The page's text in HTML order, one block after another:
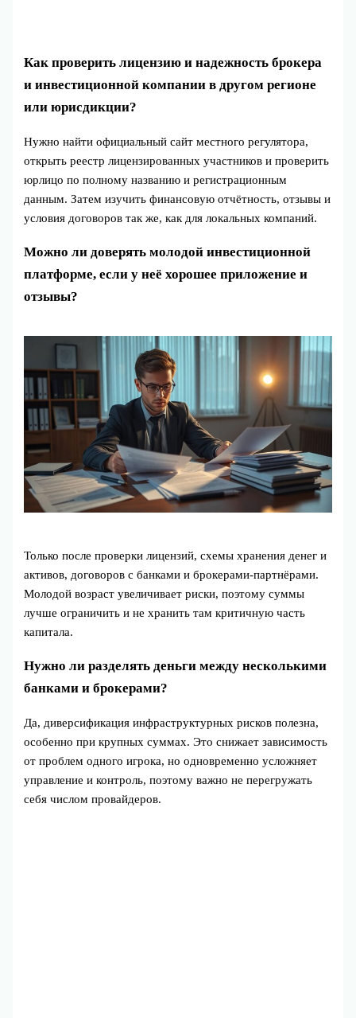
Как проверить лицензию и надежность брокера
и инвестиционной компании в другом регионе
или юрисдикции?
Нужно найти официальный сайт местного регулятора,
открыть реестр лицензированных участников и проверить
юрлицо по полному названию и регистрационным
данным. Затем изучить финансовую отчётность, отзывы и
условия договоров так же, как для локальных компаний.
Можно ли доверять молодой инвестиционной
платформе, если у неё хорошее приложение и
отзывы?
Только после проверки лицензий, схемы хранения денег и
активов, договоров с банками и брокерами-партнёрами.
Молодой возраст увеличивает риски, поэтому суммы
лучше ограничить и не хранить там критичную часть
капитала.
Нужно ли разделять деньги между несколькими
банками и брокерами?
Да, диверсификация инфраструктурных рисков полезна,
особенно при крупных суммах. Это снижает зависимость
от проблем одного игрока, но одновременно усложняет
управление и контроль, поэтому важно не перегружать
себя числом провайдеров.